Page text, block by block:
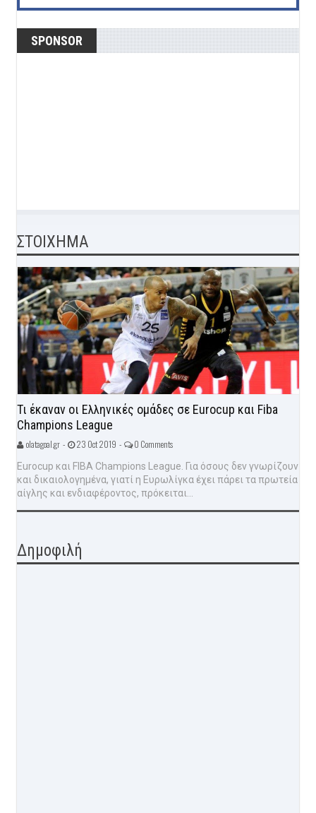
SPONSOR
ΣΤΟΙΧΗΜΑ
Τι έκαναν οι Ελληνικές ομάδες σε Eurocup και Fiba
Champions League
olatagoal.gr - 23 Oct 2019 - 0 Comments
Eurocup και FIBA Champions League. Για όσους δεν γνωρίζουν
και δικαιολογημένα, γιατί η Ευρωλίγκα έχει πάρει τα πρωτεία
αίγλης και ενδιαφέροντος, πρόκειται...
Δημοφιλή